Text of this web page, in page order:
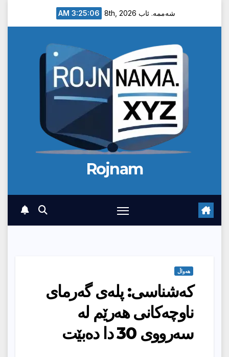
شەممە. ئاب 8th, 2026 3:25:07 AM
Rojnam
هەواڵ
کەشناسی: پلەى گەرماى
ناوچەکانى هەرێم لە
سەرووى 30 دا دەبێت